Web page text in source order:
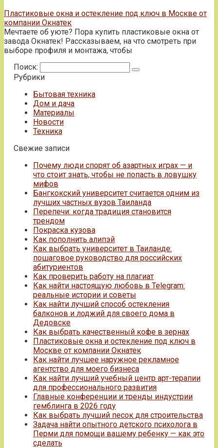
Пластиковые окна и остекление под ключ в Москве от
компании Окнатек
Мечтаете об уюте? Пора купить пластиковые окна от
завода Окнатек! Рассказываем, на что смотреть при
выборе профиля и монтажа, чтобы
Поиск:
Рубрики
Бытовая техника
Дом и дача
Материалы
Новости
Техника
Свежие записи
Почему люди спорят об азартных играх — и
что стоит знать, чтобы не попасть в ловушку
мифов
Бангкокский университет считается одним из
лучших частных вузов Таиланда
Перепечи: когда традиция становится
трендом
Покраска кузова
Как пополнить алипэй
Как выбрать университет в Таиланде:
пошаговое руководство для российских
абитуриентов
Как проверить работу на плагиат
Как найти настоящую любовь в Telegram:
реальные истории и советы
Как найти лучший способ остекления
балконов и лоджий для своего дома в
Дедовске
Как выбрать качественный кофе в зернах
Пластиковые окна и остекление под ключ в
Москве от компании Окнатек
Как найти лучшее наружное рекламное
агентство для моего бизнеса
Как найти лучший учебный центр арт-терапии
для профессионального развития
Главные конференции и тренды индустрии
гемблинга в 2026 году
Как выбрать лучший песок для строительства
Задача найти опытного детского психолога в
Перми для помощи вашему ребенку — как это
сделать